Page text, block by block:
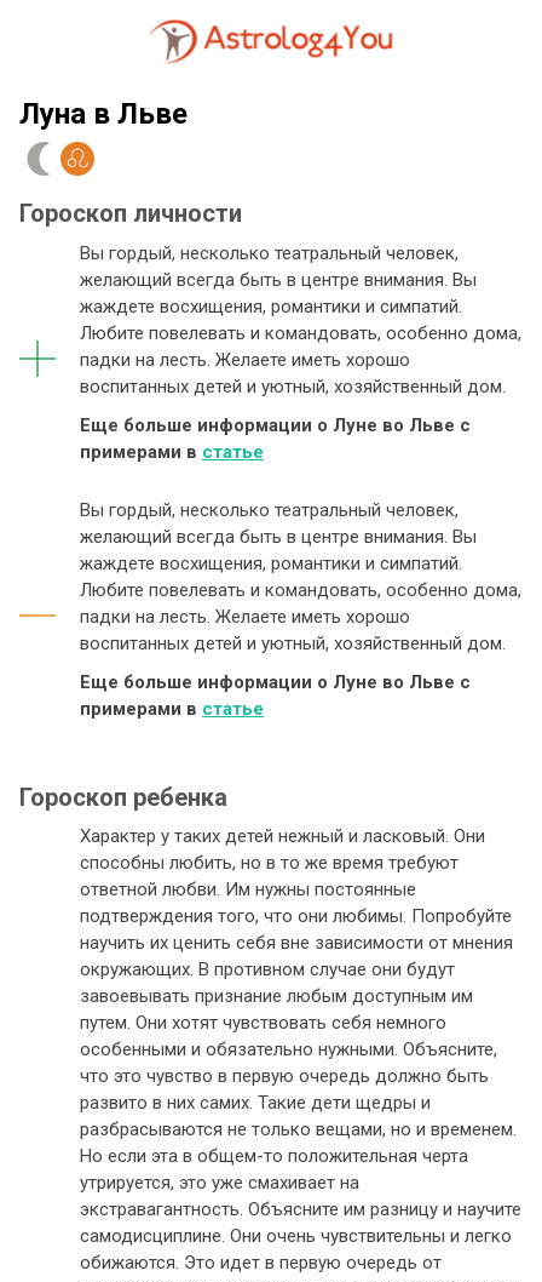
Луна в Льве
Гороскоп личности
Вы гордый, несколько театральный человек,
желающий всегда быть в центре внимания. Вы
жаждете восхищения, романтики и симпатий.
Любите повелевать и командовать, особенно дома,
падки на лесть. Желаете иметь хорошо
воспитанных детей и уютный, хозяйственный дом.
Еще больше информации о Луне во Льве с
примерами в статье
Вы гордый, несколько театральный человек,
желающий всегда быть в центре внимания. Вы
жаждете восхищения, романтики и симпатий.
Любите повелевать и командовать, особенно дома,
падки на лесть. Желаете иметь хорошо
воспитанных детей и уютный, хозяйственный дом.
Еще больше информации о Луне во Льве с
примерами в статье
Гороскоп ребенка
Характер у таких детей нежный и ласковый. Они
способны любить, но в то же время требуют
ответной любви. Им нужны постоянные
подтверждения того, что они любимы. Попробуйте
научить их ценить себя вне зависимости от мнения
окружающих. В противном случае они будут
завоевывать признание любым доступным им
путем. Они хотят чувствовать себя немного
особенными и обязательно нужными. Объясните,
что это чувство в первую очередь должно быть
развито в них самих. Такие дети щедры и
разбрасываются не только вещами, но и временем.
Но если эта в общем-то положительная черта
утрируется, это уже смахивает на
экстравагантность. Объясните им разницу и научите
самодисциплине. Они очень чувствительны и легко
обижаются. Это идет в первую очередь от